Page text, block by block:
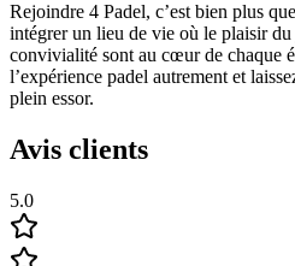
Rejoindre 4 Padel, c’est bien plus
intégrer un lieu de vie où le plaisir du
convivialité sont au cœur de chaque
l’expérience padel autrement et
plein essor.
Avis clients
5.0